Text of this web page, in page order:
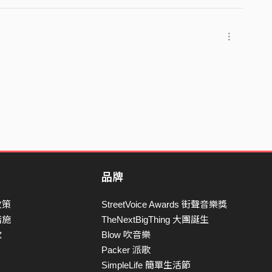
策
施
品牌
StreetVoice Awards 街聲音樂獎
TheNextBigThing 大團誕生
Blow 吹音樂
Packer 派歌
SimpleLife 簡單生活節